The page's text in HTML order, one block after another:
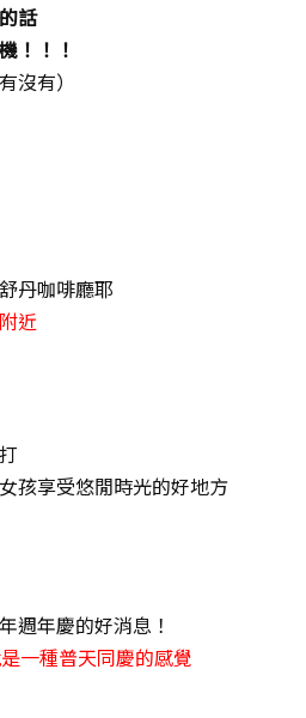
話
！！！
沒有）
丹咖啡廳耶
近
孩享受悠閒時光的好地方
週年慶的好消息！
一種普天同慶的感覺